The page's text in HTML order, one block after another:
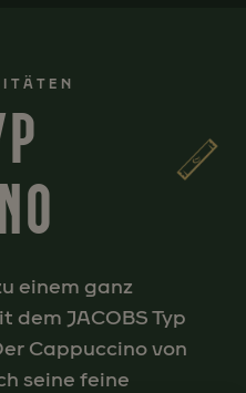
einem ganz
dem JACOBS Typ
Cappuccino von
seine feine